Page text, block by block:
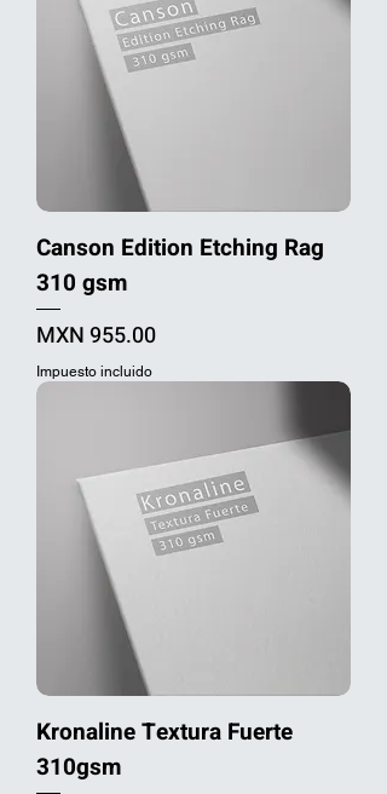
Canson Edition Etching Rag
310 gsm
Precio
MXN 955.00
Impuesto incluido
Kronaline Textura Fuerte
310gsm